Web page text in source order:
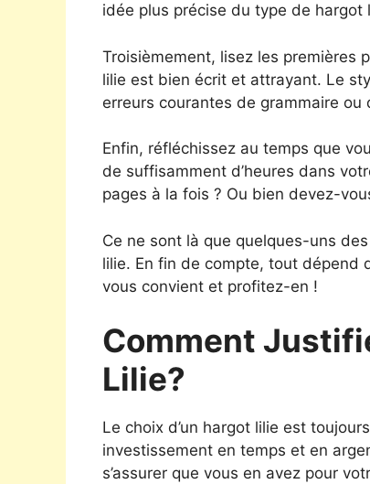
idée plus précise du type de hargot
Troisièmement, lisez les premières
lilie est bien écrit et attrayant. Le
erreurs courantes de grammaire ou
Enfin, réfléchissez au temps que
de suffisamment d’heures dans
pages à la fois ? Ou bien devez-
Ce ne sont là que quelques-uns
lilie. En fin de compte, tout dépend
vous convient et profitez-en !
Comment
Lilie?
Le choix d’un hargot lilie est
investissement en temps et en
s’assurer que vous en avez pour